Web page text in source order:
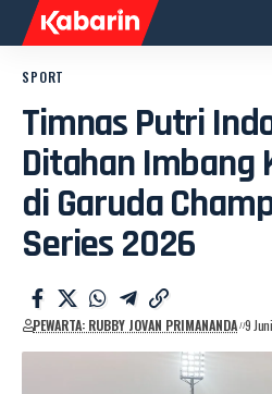
SPORT
Timnas Putri
Ditahan Imbang
di Garuda
Series 2026
PEWARTA: RUBBY JOVAN PRIMANANDA 9